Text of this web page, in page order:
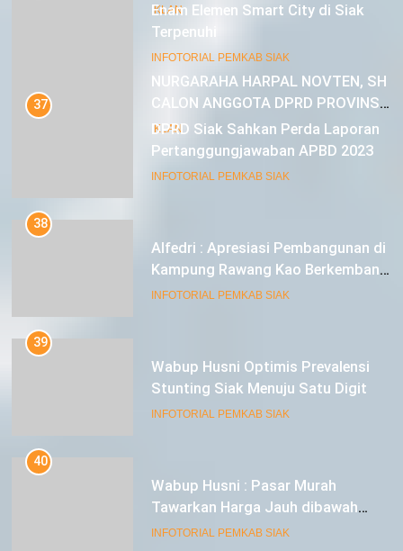
CALON ANGGOTA DPRD PROVINSI
DKI JAKARTA
IKLAN
Enam Elemen Smart City di Siak
Terpenuhi
INFOTORIAL PEMKAB SIAK
37
DPRD Siak Sahkan Perda Laporan
Pertanggungjawaban APBD 2023
INFOTORIAL PEMKAB SIAK
38
Alfedri : Apresiasi Pembangunan di
Kampung Rawang Kao Berkembang
Pesat
INFOTORIAL PEMKAB SIAK
39
Wabup Husni Optimis Prevalensi
Stunting Siak Menuju Satu Digit
INFOTORIAL PEMKAB SIAK
40
Wabup Husni : Pasar Murah
Tawarkan Harga Jauh dibawah
Pasar Tradisional
INFOTORIAL PEMKAB SIAK